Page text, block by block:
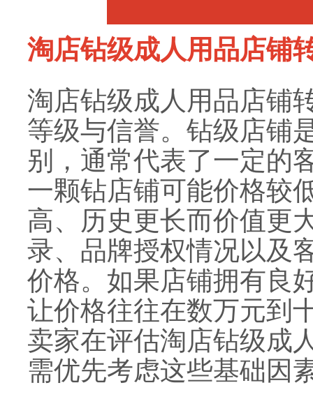
淘店钻级成人用品店铺
淘店钻级成人用品店铺
等级与信誉。钻级店铺
别，通常代表了一定的
一颗钻店铺可能价格较
高、历史更长而价值更
录、品牌授权情况以及
价格。如果店铺拥有良
让价格往往在数万元到
卖家在评估淘店钻级成
需优先考虑这些基础因